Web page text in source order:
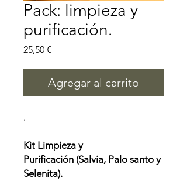
Pack: limpieza y
purificación.
25,50 €
Agregar al carrito
.
Kit Limpieza y
Purificación (Salvia, Palo santo y
Selenita).